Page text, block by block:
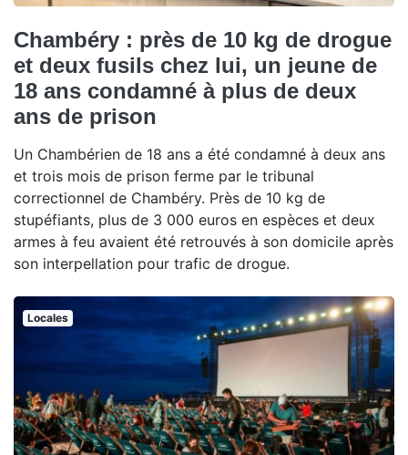
Chambéry : près de 10 kg de drogue
et deux fusils chez lui, un jeune de
18 ans condamné à plus de deux
ans de prison
Un Chambérien de 18 ans a été condamné à deux ans
et trois mois de prison ferme par le tribunal
correctionnel de Chambéry. Près de 10 kg de
stupéfiants, plus de 3 000 euros en espèces et deux
armes à feu avaient été retrouvés à son domicile après
son interpellation pour trafic de drogue.
Locales